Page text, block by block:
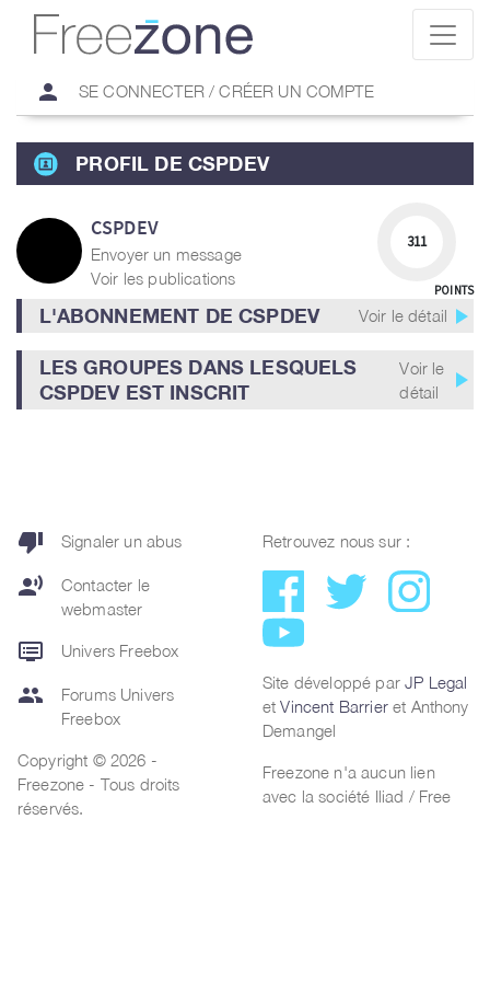
person SE CONNECTER / CRÉER UN COMPTE
PROFIL DE CSPDEV
CSPDEV
Envoyer un message
Voir les publications
311
POINTS
L'ABONNEMENT DE CSPDEV Voir le détail play_arrow
LES GROUPES DANS LESQUELS
CSPDEV EST INSCRIT
Voir le
détail
play_arrow
thumb_down Signaler un abus
record_voice_over
Contacter le
webmaster
dvr Univers Freebox
group
Forums Univers
Freebox
Copyright © 2026 -
Freezone - Tous droits
réservés.
Retrouvez nous sur :
Site développé parJP Legal
etVincent Barrieret Anthony
Demangel
Freezone n'a aucun lien
avec la société Iliad / Free